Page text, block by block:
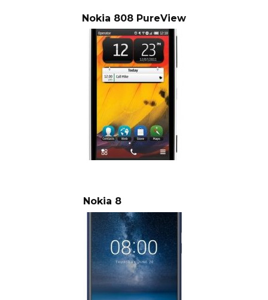
Nokia 808 PureView
Nokia 8